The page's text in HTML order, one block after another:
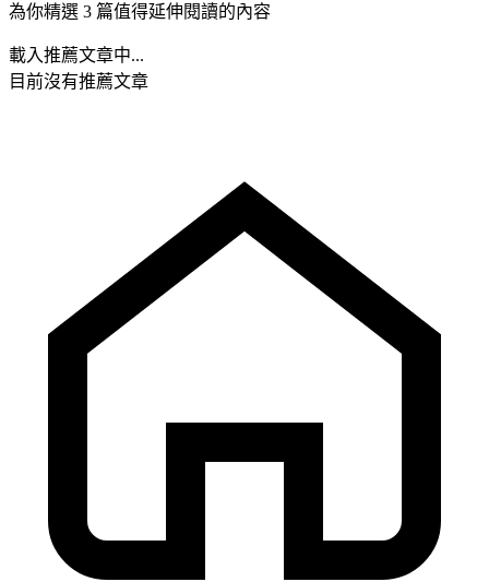
為你精選 3 篇值得延伸閱讀的內容
載入推薦文章中...
目前沒有推薦文章